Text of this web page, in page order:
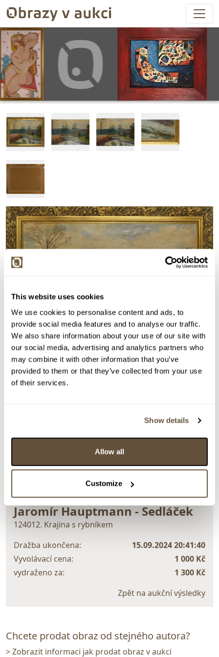
This website uses cookies
We use cookies to personalise content and ads, to
provide social media features and to analyse our traffic.
We also share information about your use of our site with
our social media, advertising and analytics partners who
may combine it with other information that you’ve
provided to them or that they’ve collected from your use
of their services.
Show details
Allow all
Customize
Detail položky
> zpět na aukční výsledky
VYDRAŽENO DOPORUČUJEME
Jaromír Hauptmann - Sedláček
124012. Krajina s rybníkem
Dražba ukončena:
15.09.2024 20:41:40
Vyvolávací cena:
1 000 Kč
vydraženo za:
1 300 Kč
Zpět na aukční výsledky
Chcete prodat obraz od stejného autora?
> Zobrazit informaci jak prodat obraz v aukci